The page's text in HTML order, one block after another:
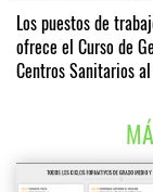
Los puestos de
ofrece el Curso de
Centros Sanitarios